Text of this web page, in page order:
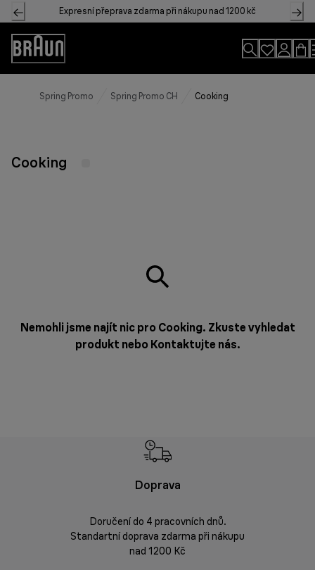
Skip
to
Content
Expresní přeprava zdarma při nákupu nad 1200 kč
Accessibility
Statement
Spring Promo Spring Promo CH Cooking
Cooking
Nemohli jsme najít nic pro Cooking. Zkuste vyhledat
produkt nebo Kontaktujte nás.
Doprava
Doručení do 4 pracovních dnů.
Standartní doprava zdarma při nákupu
nad 1200 Kč